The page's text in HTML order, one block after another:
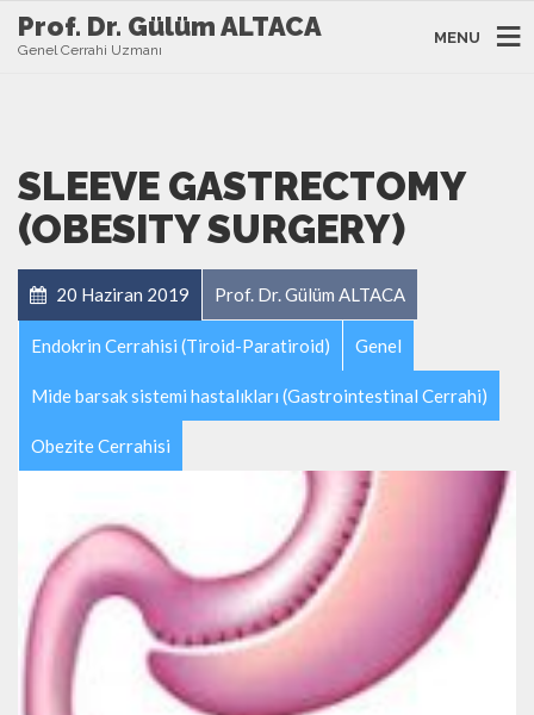
Prof. Dr. Gülüm ALTACA
Genel Cerrahi Uzmanı
MENU
SLEEVE GASTRECTOMY
(OBESITY SURGERY)
20 Haziran 2019 Prof. Dr. Gülüm ALTACA
Endokrin Cerrahisi (Tiroid-Paratiroid) Genel
Mide barsak sistemi hastalıkları (Gastrointestinal Cerrahi)
Obezite Cerrahisi